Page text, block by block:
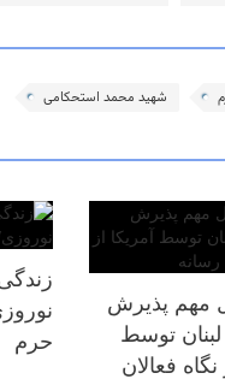
شهید محمد استحکامی
مهم پذیرش
توسط
نگاه فعالان
حرم